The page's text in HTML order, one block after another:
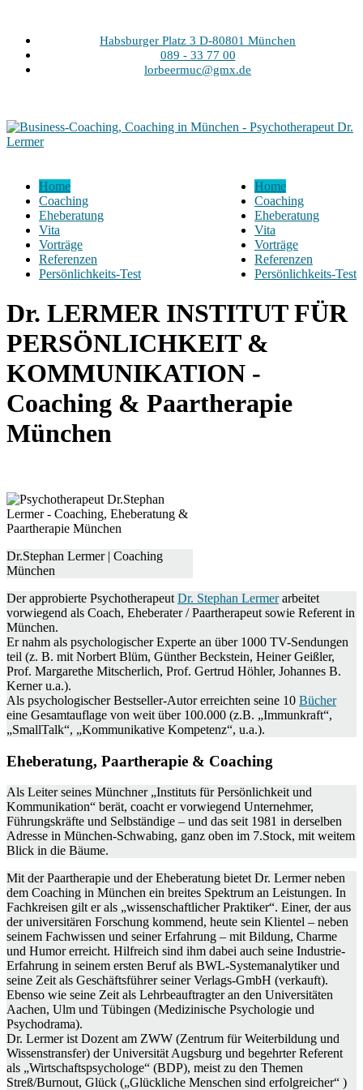
Habsburger Platz 3 D-80801 München
089 - 33 77 00
lorbeermuc@gmx.de
Home
Coaching
Eheberatung
Vita
Vorträge
Referenzen
Persönlichkeits-Test
Home
Coaching
Eheberatung
Vita
Vorträge
Referenzen
Persönlichkeits-Test
Dr. LERMER INSTITUT FÜR
PERSÖNLICHKEIT &
KOMMUNIKATION -
Coaching & Paartherapie
München
Dr.Stephan Lermer | Coaching
München
Der approbierte Psychotherapeut Dr. Stephan Lermerarbeitet
vorwiegend als Coach, Eheberater / Paartherapeut sowie Referent in
München.
Er nahm als psychologischer Experte an über 1000 TV-Sendungen
teil (z. B. mit Norbert Blüm, Günther Beckstein, Heiner Geißler,
Prof. Margarethe Mitscherlich, Prof. Gertrud Höhler, Johannes B.
Kerner u.a.).
Als psychologischer Bestseller-Autor erreichten seine 10 Bücher
eine Gesamtauflage von weit über 100.000 (z.B. „Immunkraft“,
„SmallTalk“, „Kommunikative Kompetenz“, u.a.).
Eheberatung, Paartherapie & Coaching
Als Leiter seines Münchner „Instituts für Persönlichkeit und
Kommunikation“ berät, coacht er vorwiegend Unternehmer,
Führungskräfte und Selbständige – und das seit 1981 in derselben
Adresse in München-Schwabing, ganz oben im 7.Stock, mit weitem
Blick in die Bäume.
Mit der Paartherapie und der Eheberatung bietet Dr. Lermer neben
dem Coaching in München ein breites Spektrum an Leistungen. In
Fachkreisen gilt er als „wissenschaftlicher Praktiker“. Einer, der aus
der universitären Forschung kommend, heute sein Klientel – neben
seinem Fachwissen und seiner Erfahrung – mit Bildung, Charme
und Humor erreicht. Hilfreich sind ihm dabei auch seine Industrie-
Erfahrung in seinem ersten Beruf als BWL-Systemanalytiker und
seine Zeit als Geschäftsführer seiner Verlags-GmbH (verkauft).
Ebenso wie seine Zeit als Lehrbeauftragter an den Universitäten
Aachen, Ulm und Tübingen (Medizinische Psychologie und
Psychodrama).
Dr. Lermer ist Dozent am ZWW (Zentrum für Weiterbildung und
Wissenstransfer) der Universität Augsburg und begehrter Referent
als „Wirtschaftspsychologe“ (BDP), meist zu den Themen
Streß/Burnout, Glück („Glückliche Menschen sind erfolgreicher“ )